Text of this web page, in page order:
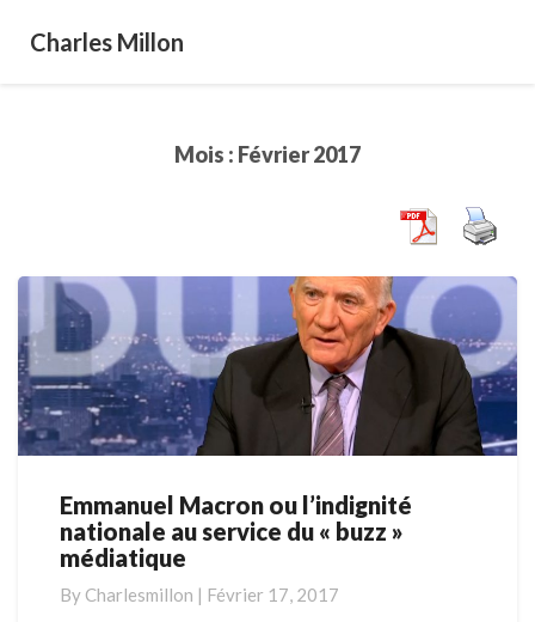
Charles Millon
Mois : Février 2017
Emmanuel
Macron
ou
nationale
Emmanuel Macron ou l’indignité
nationale au service du « buzz »
médiatique
By Charlesmillon | Février 17, 2017